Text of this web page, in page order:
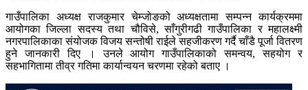
गाउँपालिका अध्यक्ष राजकुमार चेम्जोङको अध्यक्षतामा सम्पन्न कार्यक्रममा
आयोगका जिल्ला सदस्य तथा चौविसे, साँगुरीगढी गाउँपालिका र महालक्ष्मी
नगरपालिकाका संयोजक विजय सन्तोषी राईले सहजीकरण गर्दै चाँडै पूर्जा वितरण
हुने जानकारी दिए । उनले आयोग गाउँपालिकाको समन्वय, सहयोग र
सहभागितामा तीव्र गतिमा कार्यान्वयन चरणमा रहेको बताए ।